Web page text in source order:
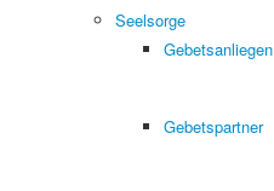
Seelsorge
Gebetsanliegen
Gebetspartner